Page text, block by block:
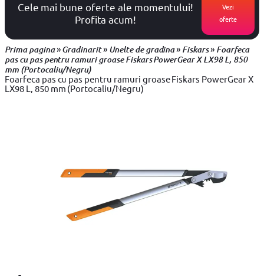
Cele mai bune oferte ale momentului!
Profita acum!
Vezi
oferte
Prima pagina»Gradinarit» Unelte de gradina» Fiskars» Foarfeca
pas cu pas pentru ramuri groase Fiskars PowerGear X LX98 L, 850
mm (Portocaliu/Negru)
Foarfeca pas cu pas pentru ramuri groase Fiskars PowerGear X
LX98 L, 850 mm (Portocaliu/Negru)